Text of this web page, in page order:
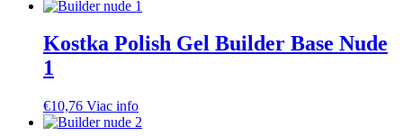
Kostka Polish Gel Builder Base Nude
1
€10,76 Viac info